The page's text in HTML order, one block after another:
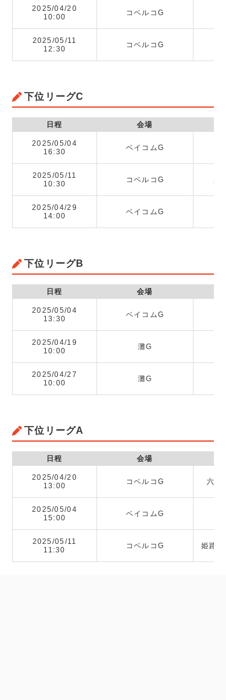
2025/04/20
10:00
コベルコG
2025/05/11
12:30
コベルコG
下位リーグC
日程 会場
2025/05/04
16:30
ベイコムG
2025/05/11
10:30
コベルコG
2025/04/29
14:00
ベイコムG
下位リーグB
日程 会場
2025/05/04
13:30
ベイコムG
2025/04/19
10:00
灘G
2025/04/27
10:00
灘G
下位リーグA
日程 会場
2025/04/20
13:00
コベルコG 六甲
2025/05/04
15:00
ベイコムG
2025/05/11
11:30
コベルコG 姫路